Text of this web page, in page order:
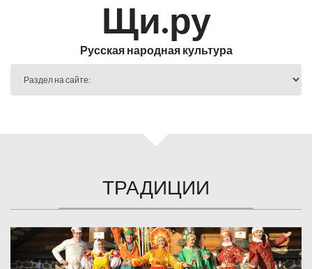
Щи.ру
Русская народная культура
ТРАДИЦИИ